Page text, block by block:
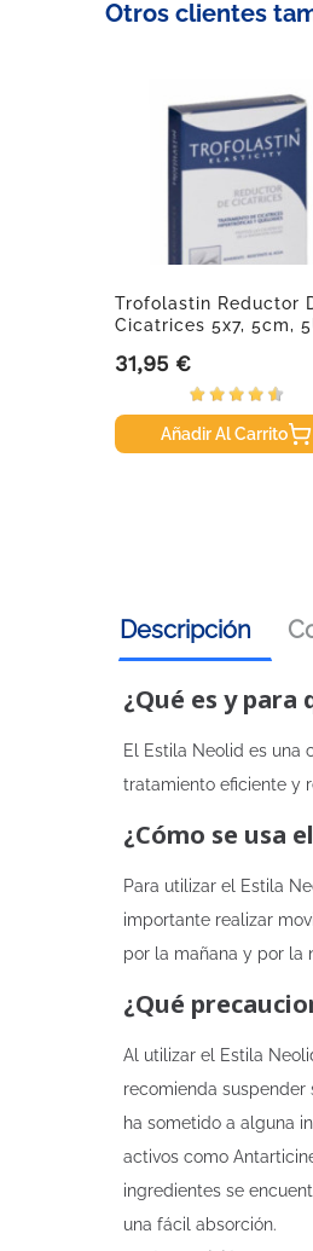
Otros clientes
Trofolastin Reductor
Cicatrices 5x7, 5cm,
Precio
31,95 €
Añadir Al Carrito
Descripción
¿Qué es y
El Estila Neolid es una
tratamiento eficiente y
¿Cómo se usa
Para utilizar el Estila
importante realizar
por la mañana y por la
¿Qué
Al utilizar el Estila
recomienda suspender
ha sometido a alguna
activos como
ingredientes se
una fácil absorción.